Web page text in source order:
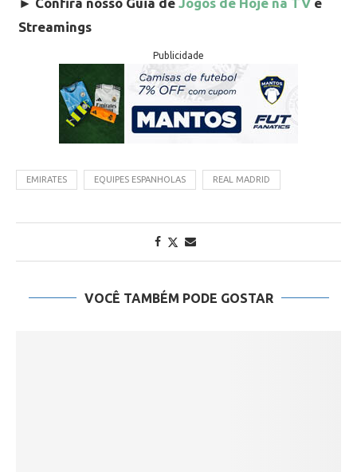
Streamings
Publicidade
EMIRATES EQUIPES ESPANHOLAS REAL MADRID
VOCÊ TAMBÉM PODE GOSTAR